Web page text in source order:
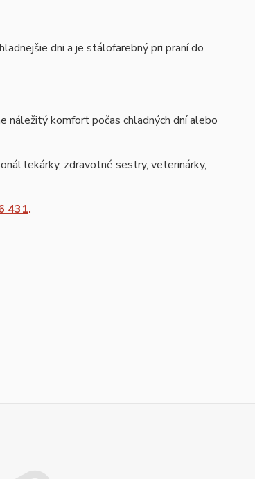
dni a je stálofarebný pri praní do
náležitý komfort počas chladných dní alebo
lekárky, zdravotné sestry, veterinárky,
431.